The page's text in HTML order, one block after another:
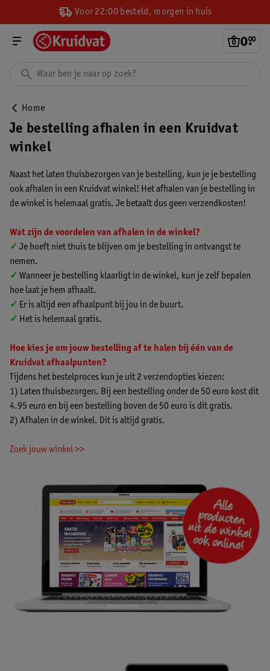
Voor 22:00 besteld, morgen in huis
0.
00
Home
Je bestelling afhalen in een Kruidvat
winkel
Naast het laten thuisbezorgen van je bestelling, kun je je bestelling
ook afhalen in een Kruidvat winkel! Het afhalen van je bestelling in
de winkel is helemaal gratis. Je betaalt dus geen verzendkosten!
Wat zijn de voordelen van afhalen in de winkel?
✓ Je hoeft niet thuis te blijven om je bestelling in ontvangst te
nemen.
✓ Wanneer je bestelling klaarligt in de winkel, kun je zelf bepalen
hoe laat je hem afhaalt.
✓ Er is altijd een afhaalpunt bij jou in de buurt.
✓ Het is helemaal gratis.
Hoe kies je om jouw bestelling af te halen bij één van de
Kruidvat afhaalpunten?
Tijdens het bestelproces kun je uit 2 verzendopties kiezen:
1) Laten thuisbezorgen. Bij een bestelling onder de 50 euro kost dit
4.95 euro en bij een bestelling boven de 50 euro is dit gratis.
2) Afhalen in de winkel. Dit is altijd gratis.
Zoek jouw winkel >>